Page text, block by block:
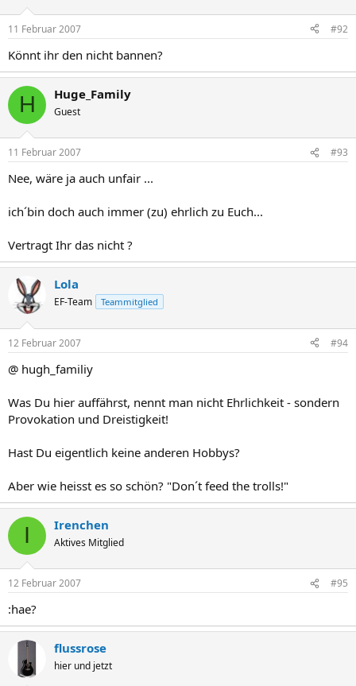
11 Februar 2007 #92
Könnt ihr den nicht bannen?
H Huge_Family
Guest
11 Februar 2007 #93
Nee, wäre ja auch unfair ...
ich´bin doch auch immer (zu) ehrlich zu Euch...
Vertragt Ihr das nicht ?
Lola
EF-Team Teammitglied
12 Februar 2007 #94
@ hugh_familiy
Was Du hier auffährst, nennt man nicht Ehrlichkeit - sondern
Provokation und Dreistigkeit!
Hast Du eigentlich keine anderen Hobbys?
Aber wie heisst es so schön? "Don´t feed the trolls!"
I Irenchen
Aktives Mitglied
12 Februar 2007 #95
:hae?
flussrose
hier und jetzt